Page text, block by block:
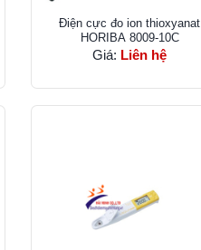
Điện cực đo ion thioxyanat
HORIBA 8009-10C
Giá: Liên hệ